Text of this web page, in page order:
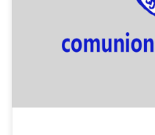
CONSIGLIATI PER
GRUPPETTI DI
Emanuele Silanos, si è